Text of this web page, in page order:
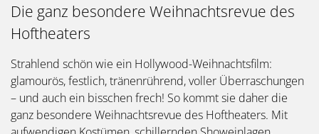
Die ganz besondere Weihnachtsrevue des
Hoftheaters
Strahlend schön wie ein Hollywood-Weihnachtsfilm:
glamourös, festlich, tränenrührend, voller Überraschungen
– und auch ein bisschen frech! So kommt sie daher die
ganz besondere Weihnachtsrevue des Hoftheaters. Mit